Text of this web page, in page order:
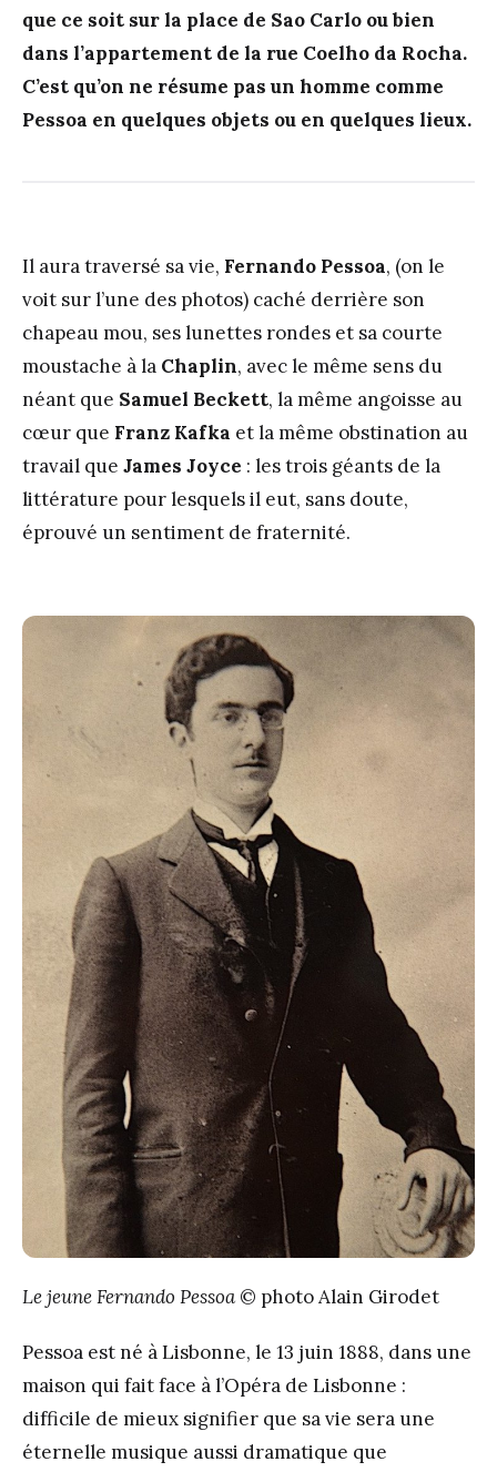
que ce soit sur la place de Sao Carlo ou bien
dans l’appartement de la rue Coelho da Rocha.
C’est qu’on ne résume pas un homme comme
Pessoa en quelques objets ou en quelques lieux.
Il aura traversé sa vie, Fernando Pessoa, (on le
voit sur l’une des photos) caché derrière son
chapeau mou, ses lunettes rondes et sa courte
moustache à la Chaplin, avec le même sens du
néant que Samuel Beckett, la même angoisse au
cœur que Franz Kafka et la même obstination au
travail que James Joyce : les trois géants de la
littérature pour lesquels il eut, sans doute,
éprouvé un sentiment de fraternité.
Le jeune Fernando Pessoa © photo Alain Girodet
Pessoa est né à Lisbonne, le 13 juin 1888, dans une
maison qui fait face à l’Opéra de Lisbonne :
difficile de mieux signifier que sa vie sera une
éternelle musique aussi dramatique que